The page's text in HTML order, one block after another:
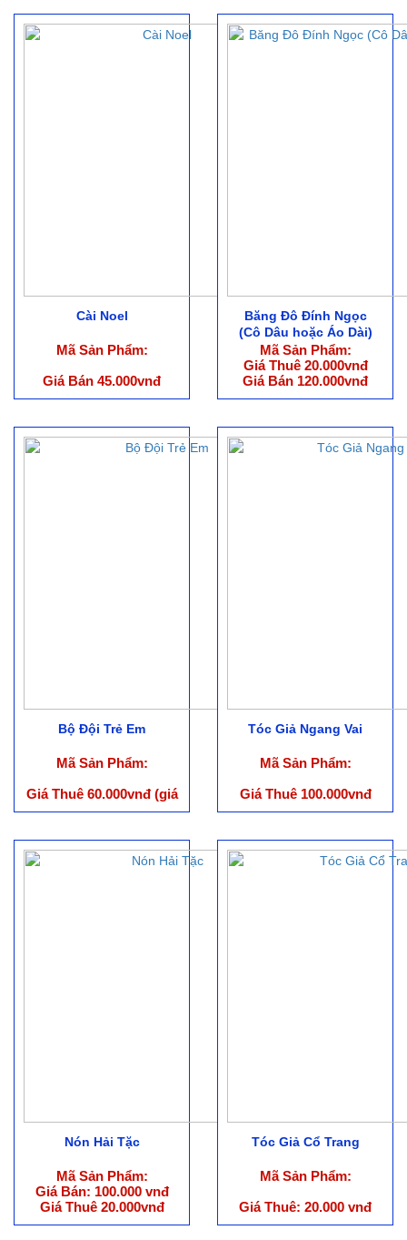
Cài Noel
Mã Sản Phẩm:
Giá Bán 45.000vnđ
Băng Đô Đính Ngọc
(Cô Dâu hoặc Áo Dài)
Mã Sản Phẩm:
Giá Thuê 20.000vnđ
Giá Bán 120.000vnđ
Bộ Đội Trẻ Em
Mã Sản Phẩm:
Giá Thuê 60.000vnđ (giá
chưa bao gồm phụ kiện)
Tóc Giả Ngang Vai
Mã Sản Phẩm:
Giá Thuê 100.000vnđ
Nón Hải Tặc
Mã Sản Phẩm:
Giá Bán: 100.000 vnđ
Giá Thuê 20.000vnđ
Tóc Giả Cổ Trang
Mã Sản Phẩm:
Giá Thuê: 20.000 vnđ
(Giá Kèm Trang Phục)